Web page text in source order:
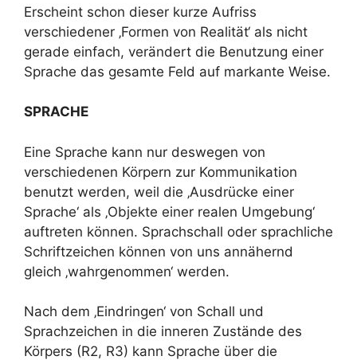
Erscheint schon dieser kurze Aufriss
verschiedener ‚Formen von Realität‘ als nicht
gerade einfach, verändert die Benutzung einer
Sprache das gesamte Feld auf markante Weise.
SPRACHE
Eine Sprache kann nur deswegen von
verschiedenen Körpern zur Kommunikation
benutzt werden, weil die ‚Ausdrücke einer
Sprache‘ als ‚Objekte einer realen Umgebung‘
auftreten können. Sprachschall oder sprachliche
Schriftzeichen können von uns annähernd
gleich ‚wahrgenommen‘ werden.
Nach dem ‚Eindringen‘ von Schall und
Sprachzeichen in die inneren Zustände des
Körpers (R2, R3) kann Sprache über die